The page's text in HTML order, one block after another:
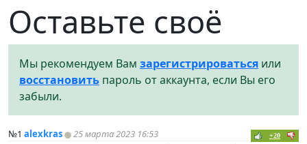
Оставьте своё
Мы рекомендуем Вам зарегистрироваться или
восстановить пароль от аккаунта, если Вы его
забыли.
№1 alexkras 25 марта 2023 16:53 +20